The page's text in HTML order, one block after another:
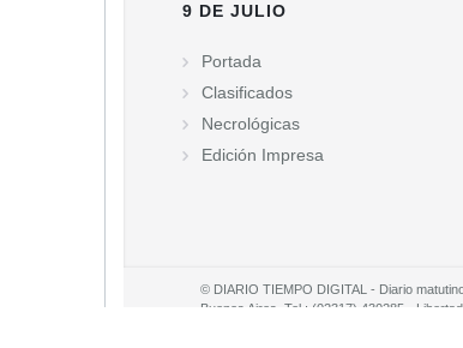
9 DE JULIO
Portada
Clasificados
Necrológicas
Edición Impresa
© DIARIO TIEMPO DIGITAL - Diario
Buenos Aires. Tel.: (02317) 430285 - Libertad